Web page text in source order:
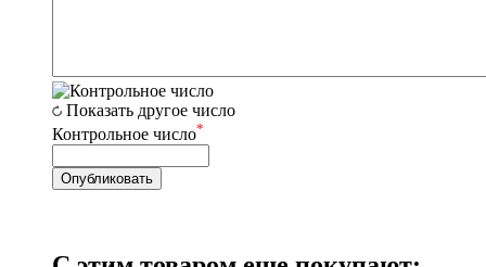
Показать другое число
Контрольное число*